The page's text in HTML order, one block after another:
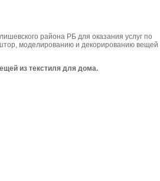
района РБ для оказания услуг по
моделированию и декорированию вещей
из текстиля для дома.